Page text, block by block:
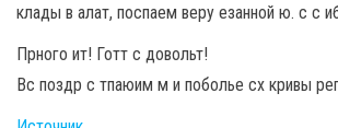
клады в алат, поспаем веру езанной ю. с с
Прного ит! Готт с довольт!
Вс поздр с тпаюим м и поболье сх кривы